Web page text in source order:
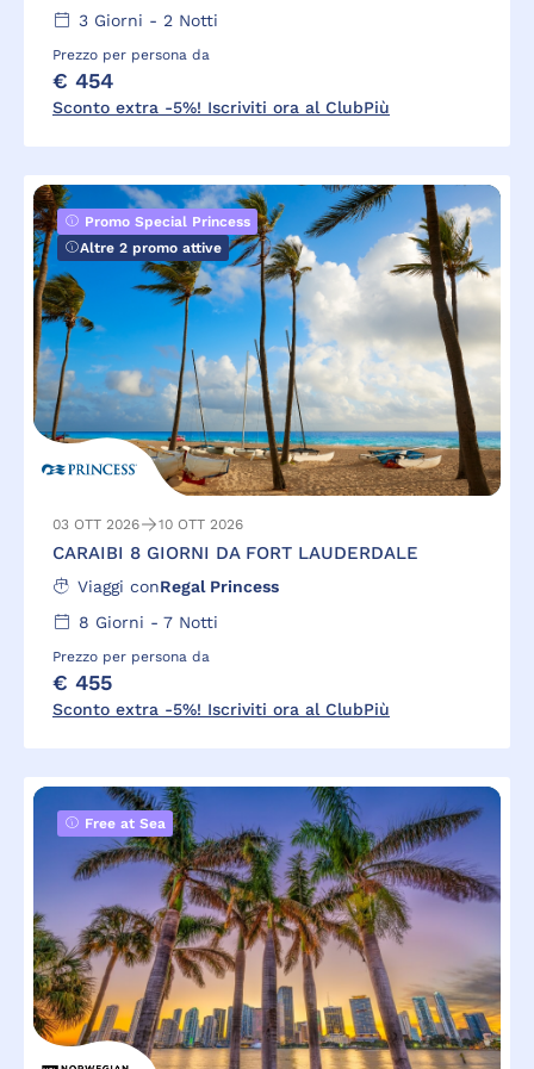
3Giorni - 2 Notti
Prezzo per persona da
€ 454
Sconto extra -5%! Iscriviti ora al ClubPiù
Promo Special Princess
Altre 2 promo attive
03 OTT 2026 10 OTT 2026
CARAIBI 8 GIORNI DA FORT LAUDERDALE
Viaggi conRegal Princess
8 Giorni - 7Notti
Prezzo per persona da
€ 455
Sconto extra -5%! Iscriviti ora al ClubPiù
Free at Sea